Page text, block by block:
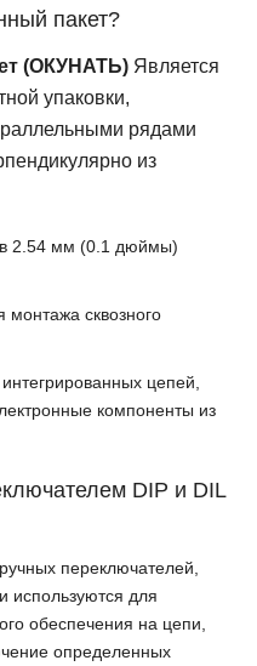
пакет?
(ОКУНАТЬ) Является
упаковки,
рядами
из
2.54 мм (0.1 дюймы)
сквозного
цепей,
компоненты из
DIP и DIL
переключателей,
используются для
обеспечения на цепи,
определенных